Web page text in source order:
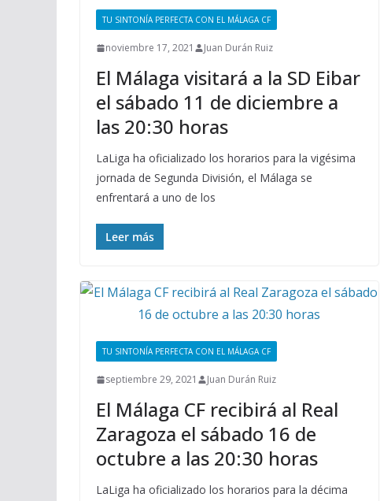
TU SINTONÍA PERFECTA CON EL MÁLAGA CF
noviembre 17, 2021 Juan Durán Ruiz
El Málaga visitará a la SD Eibar
el sábado 11 de diciembre a
las 20:30 horas
LaLiga ha oficializado los horarios para la vigésima
jornada de Segunda División, el Málaga se
enfrentará a uno de los
Leer más
TU SINTONÍA PERFECTA CON EL MÁLAGA CF
septiembre 29, 2021 Juan Durán Ruiz
El Málaga CF recibirá al Real
Zaragoza el sábado 16 de
octubre a las 20:30 horas
LaLiga ha oficializado los horarios para la décima